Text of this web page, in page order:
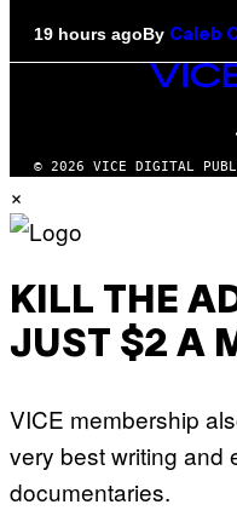
19 hours agoBy Caleb
VICE
MEDIA
© 2026 VICE DIGITAL
×
KILL THE
JUST $2 A
VICE membership
very best writing and
documentaries.